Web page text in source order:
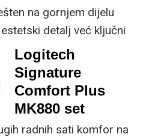
na gornjem dijelu
detalj već ključni
proizvoda, jer koristi
ili umjetnog svjetla za
Logitech
Signature
Comfort Plus
MK880 set
radnih sati komfor na